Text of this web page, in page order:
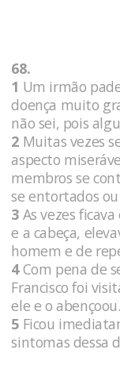
68.
1 Um irmão
doença muito
não sei, pois
2 Muitas vezes
aspecto
membros se
se entortados
3 As vezes
e a cabeça,
homem e de
4Com pena de
Francisco foi
ele e o abençoou.
5 Ficou
sintomas dessa